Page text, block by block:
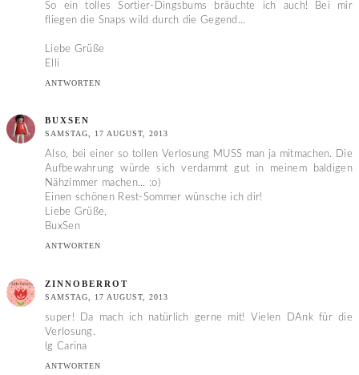
So ein tolles Sortier-Dingsbums bräuchte ich auch! Bei mir
fliegen die Snaps wild durch die Gegend...
Liebe Grüße
Elli
ANTWORTEN
BUXSEN
SAMSTAG, 17 AUGUST, 2013
Also, bei einer so tollen Verlosung MUSS man ja mitmachen. Die
Aufbewahrung würde sich verdammt gut in meinem baldigen
Nähzimmer machen... :o)
Einen schönen Rest-Sommer wünsche ich dir!
Liebe Grüße,
BuxSen
ANTWORTEN
ZINNOBERROT
SAMSTAG, 17 AUGUST, 2013
super! Da mach ich natürlich gerne mit! Vielen DAnk für die
Verlosung.
lg Carina
ANTWORTEN